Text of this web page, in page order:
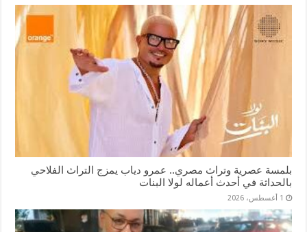
بلمسة عصرية وتراث مصري.. عمرو دياب يمزج التراث الفلاحي
بالحداثة في أحدث أعماله لولا البنات
1 أغسطس، 2026